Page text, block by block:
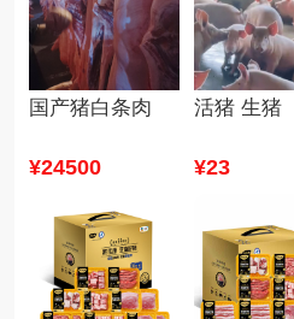
国产猪白条肉
¥24500
活猪 生猪
¥23